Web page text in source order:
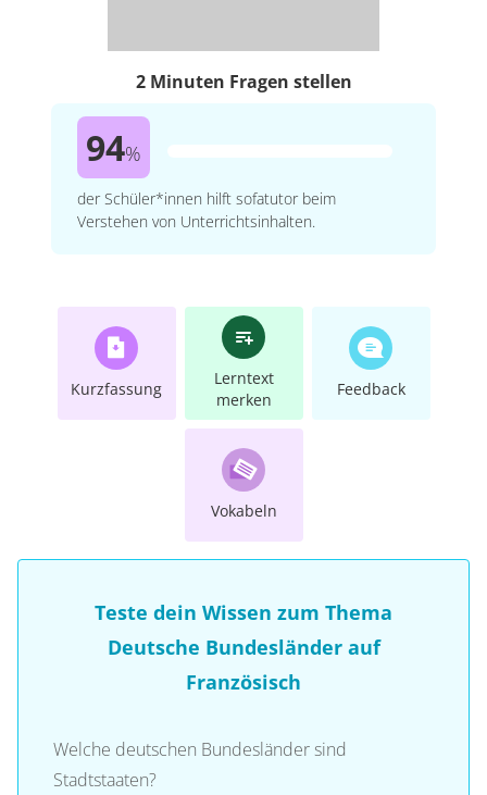
2 Minuten Fragen stellen
94%
der Schüler*innen hilft sofatutor beim
Verstehen von Unterrichtsinhalten.
Kurzfassung
Lerntext
merken
Feedback
Vokabeln
Teste dein Wissen zum Thema
Deutsche Bundesländer auf
Französisch
Welche deutschen Bundesländer sind
Stadtstaaten?